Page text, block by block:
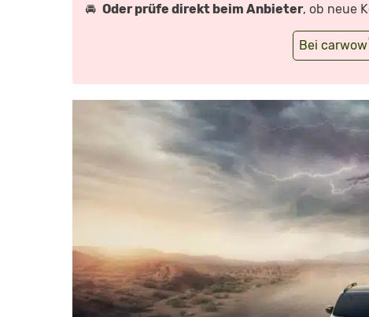
🚘 Oder prüfe direkt beim Anbieter, ob neue
Bei carwow